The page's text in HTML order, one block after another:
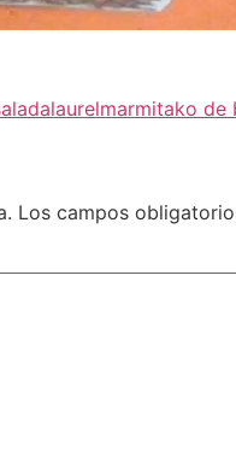
laurelmarmitako de
Los campos